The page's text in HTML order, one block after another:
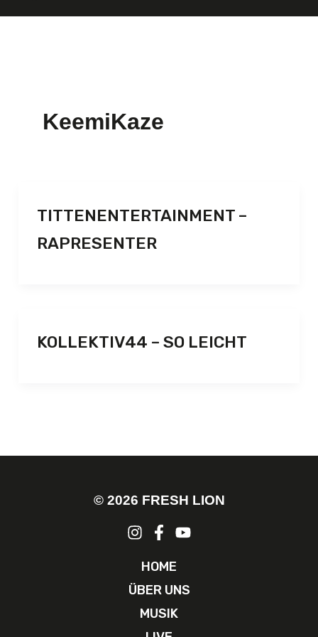
KeemiKaze
TITTENENTERTAINMENT –
RAPRESENTER
KOLLEKTIV44 – SO LEICHT
© 2026 FRESH LION
HOME
ÜBER UNS
MUSIK